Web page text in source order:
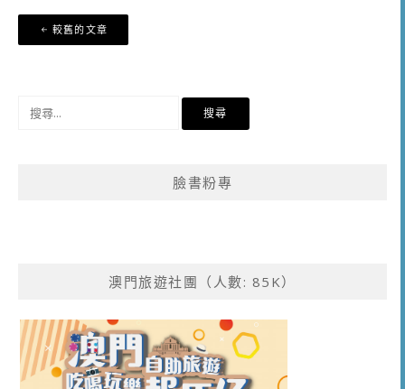
文
章
覽
較舊的文章
臉書粉專
澳門旅遊社團（人數: 85K）